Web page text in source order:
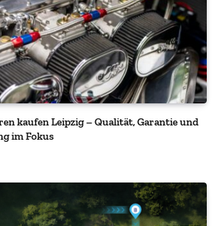
kaufen Leipzig – Qualität, Garantie und
im Fokus